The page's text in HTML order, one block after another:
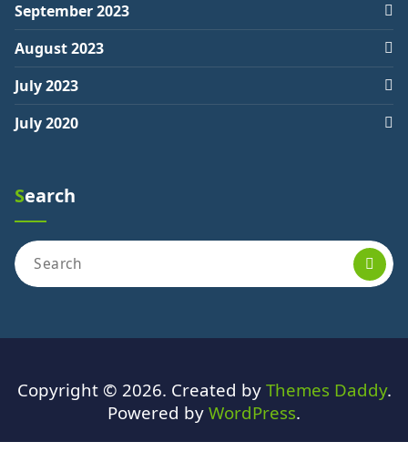
September 2023
August 2023
July 2023
July 2020
Search
Search
for:
Copyright © 2026. Created by Themes Daddy.
Powered by WordPress.